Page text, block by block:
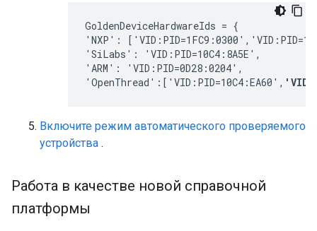
GoldenDeviceHardwareIds = {
'NXP':
'SiLabs': 'VID:PID=10C4:8A5E',
'ARM': 'VID:PID=0D28:0204',
'OpenThread':['VID:PID=10C4:EA60',
Включите режим автоматического проверяемого
устройства .
Работа в качестве новой справочной
платформы